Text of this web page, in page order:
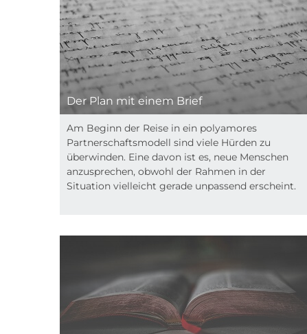
Der Plan mit einem Brief
Am Beginn der Reise in ein polyamores
Partnerschaftsmodell sind viele Hürden zu
überwinden. Eine davon ist es, neue Menschen
anzusprechen, obwohl der Rahmen in der
Situation vielleicht gerade unpassend erscheint.